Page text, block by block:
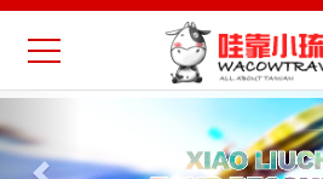
Previous